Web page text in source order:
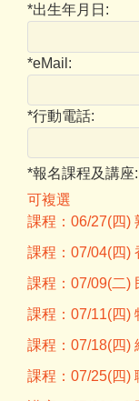
*出生年月日:
*eMail:
*行動電話:
*報名課程及講座:
可複選
課程：06/27(四)
課程：07/04(四)
課程：07/09(二)
課程：07/11(四)
課程：07/18(四)
課程：07/25(四)